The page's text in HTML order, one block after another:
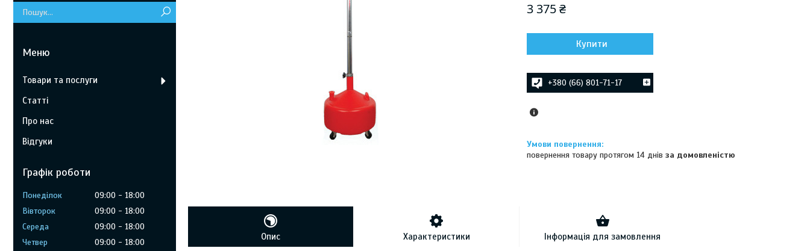
3 375 ₴
Купити
+380 (66) 801-71-17
повернення товару протягом 14 днівза домовленістю
Опис Характеристики Інформація для замовлення
Товари та послуги
Статті
Про нас
Відгуки
Графік роботи
Понеділок 09:00
18:00
Вівторок
09:00
18:00
Середа
09:00
18:00
Четвер
09:00
18:00